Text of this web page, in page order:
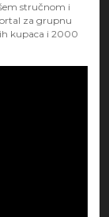
stručnom i
za grupnu
kupaca i 2000